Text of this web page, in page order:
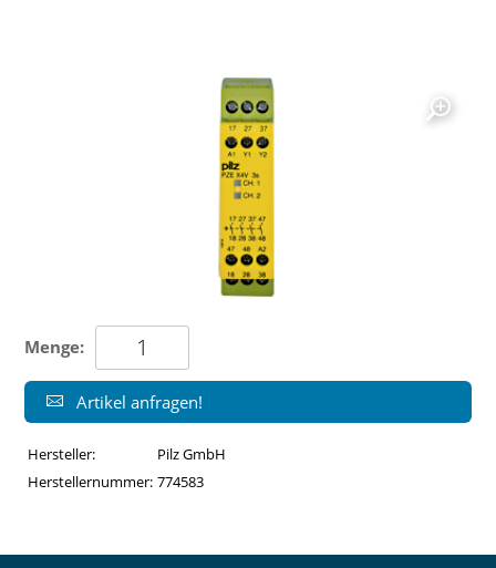
Menge:
Artikel anfragen!
Hersteller:
Pilz GmbH
Herstellernummer: 774583